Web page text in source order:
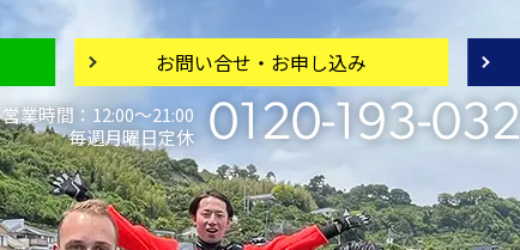
お問い合せ・ お申し込み
営業時間：12:00〜21:00
毎週月曜日定休 0120-193-032